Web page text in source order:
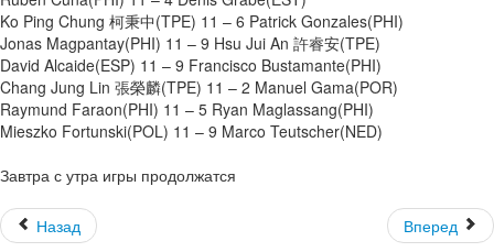
Ko Ping Chung 柯秉中(TPE) 11 – 6 Patrick Gonzales(PHI)
Jonas Magpantay(PHI) 11 – 9 Hsu Jui An 許睿安(TPE)
David Alcaide(ESP) 11 – 9 Francisco Bustamante(PHI)
Chang Jung Lin 張榮麟(TPE) 11 – 2 Manuel Gama(POR)
Raymund Faraon(PHI) 11 – 5 Ryan Maglassang(PHI)
Mieszko Fortunski(POL) 11 – 9 Marco Teutscher(NED)
Завтра с утра игры продолжатся
Назад Вперед